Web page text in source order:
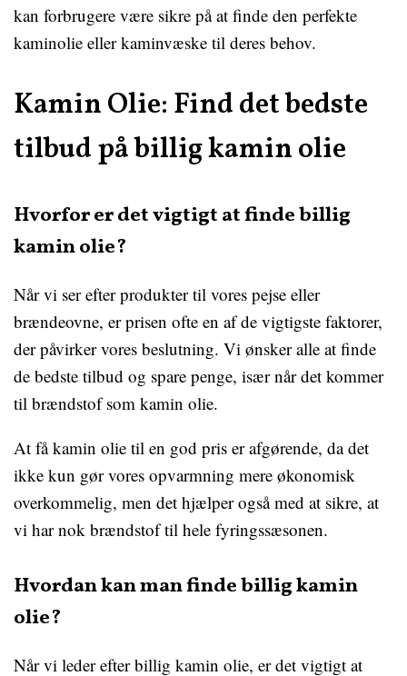
kan forbrugere være sikre på at finde den perfekte
kaminolie eller kaminvæske til deres behov.
Kamin Olie: Find det bedste
tilbud på billig kamin olie
Hvorfor er det vigtigt at finde billig
kamin olie?
Når vi ser efter produkter til vores pejse eller
brændeovne, er prisen ofte en af de vigtigste faktorer,
der påvirker vores beslutning. Vi ønsker alle at finde
de bedste tilbud og spare penge, især når det kommer
til brændstof som kamin olie.
At få kamin olie til en god pris er afgørende, da det
ikke kun gør vores opvarmning mere økonomisk
overkommelig, men det hjælper også med at sikre, at
vi har nok brændstof til hele fyringssæsonen.
Hvordan kan man finde billig kamin
olie?
Når vi leder efter billig kamin olie, er det vigtigt at